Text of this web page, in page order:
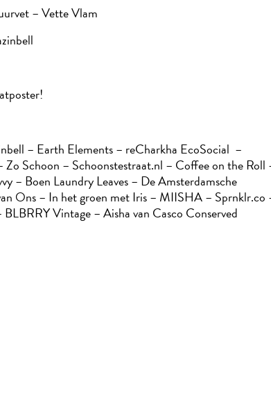
– Vette Vlam
– Earth Elements – reCharkha EcoSocial –
Schoon – Schoonstestraat.nl – Coffee on the Roll –
– Boen Laundry Leaves – De Amsterdamsche
Ons – In het groen met Iris – MIISHA – Sprnklr.co –
Vintage – Aisha van Casco Conserved